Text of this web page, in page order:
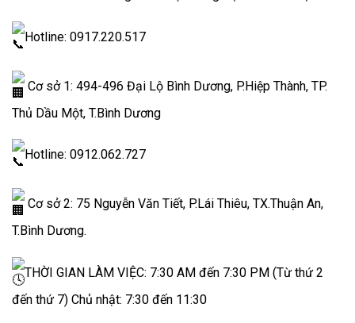
Hotline: 0917.220.517
Cơ sở 1: 494-496 Đại Lộ Bình Dương, P.Hiệp Thành, TP.
Thủ Dầu Một, T.Bình Dương
Hotline: 0912.062.727
Cơ sở 2: 75 Nguyễn Văn Tiết, P.Lái Thiêu, TX.Thuận An,
T.Bình Dương.
THỜI GIAN LÀM VIỆC: 7:30 AM đến 7:30 PM (Từ thứ 2
đến thứ 7) Chủ nhật: 7:30 đến 11:30